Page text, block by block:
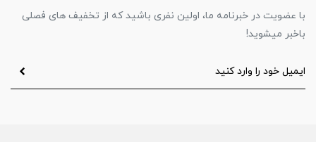
با عضویت در خبرنامه ما، اولین نفری باشید که از تخفیف های فصلی
باخبر میشوید!